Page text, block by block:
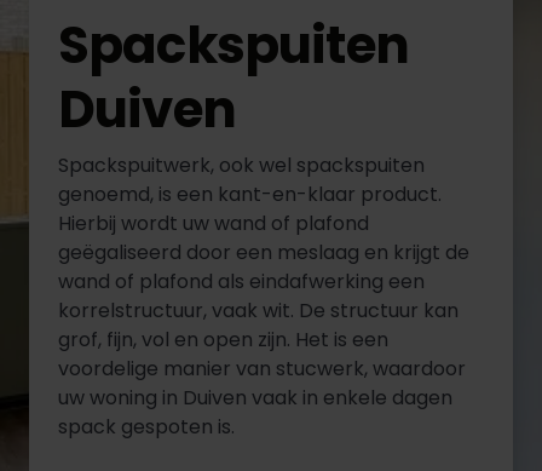
Spackspuiten
Duiven
Spackspuitwerk, ook wel spackspuiten
genoemd, is een kant-en-klaar product.
Hierbij wordt uw wand of plafond
geëgaliseerd door een meslaag en krijgt de
wand of plafond als eindafwerking een
korrelstructuur, vaak wit. De structuur kan
grof, fijn, vol en open zijn. Het is een
voordelige manier van stucwerk, waardoor
uw woning in Duiven vaak in enkele dagen
spack gespoten is.